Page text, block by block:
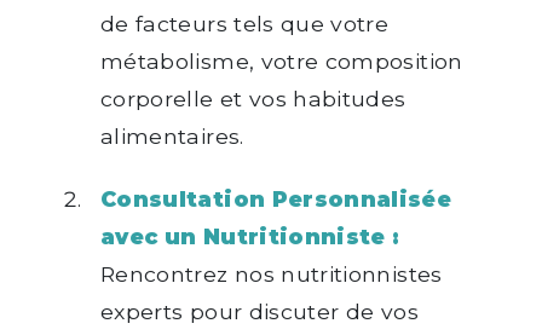
de facteurs tels que votre
métabolisme, votre composition
corporelle et vos habitudes
alimentaires.
Consultation Personnalisée
avec un Nutritionniste :
Rencontrez nos nutritionnistes
experts pour discuter de vos